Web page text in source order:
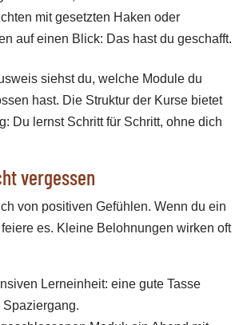
mit gesetzten Haken oder
auf einen Blick: Das hast du geschafft.
siehst du, welche Module du
hast. Die Struktur der Kurse bietet
Du lernst Schritt für Schritt, ohne dich
vergessen
von positiven Gefühlen. Wenn du ein
es. Kleine Belohnungen wirken oft
Lerneinheit: eine gute Tasse
Spaziergang.